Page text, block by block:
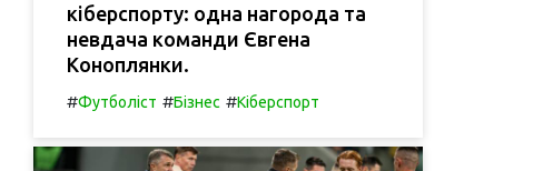
кіберспорту: одна нагорода та
невдача команди Євгена
Коноплянки.
#Футболіст #Бізнес #Кіберспорт